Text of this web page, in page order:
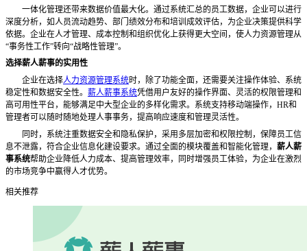
一体化管理还带来数据价值最大化。通过系统汇总的员工数据，企业可以进行
深度分析，如人员流动趋势、部门绩效分布和培训成效评估，为企业决策提供科学
依据。企业在人才管理、成本控制和组织优化上获得更大空间，使人力资源管理从
“事务性工作”转向“战略性管理”。
选择薪人薪事的实用性
企业在选择人力资源管理系统时，除了功能全面，还需要关注操作体验、系统
稳定性和数据安全性。 薪人薪事系统凭借用户友好的操作界面、灵活的权限管理和
高可用性平台，能够满足中大型企业的多样化需求。系统支持移动端操作， HR和
管理者可以随时随地处理人事事务，提高响应速度和管理灵活性。
同时，系统注重数据安全和隐私保护，采用多层加密和权限控制，保障员工信
息不泄露，符合企业信息化建设要求。通过全面的模块覆盖和智能化管理， 薪人薪
事系统帮助企业降低人力成本、提高管理效率，同时增强员工体验，为企业在激烈
的市场竞争中赢得人才优势。
相关推荐